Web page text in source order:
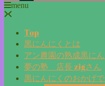
menu
Top
黒にんにくとは
アン農園の熟成黒にん
夢の塾 店長 zigさん
黒にんにくのおかげ